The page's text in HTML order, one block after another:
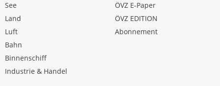
See
Land
Luft
Bahn
Binnenschiff
Industrie & Handel
ÖVZ E-Paper
Abonnement
ÖVZ EDITION